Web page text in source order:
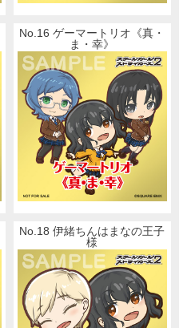
No.16 ゲーマートリオ《真・
ま・幸》
No.18 伊緒ちんはまなの王子
様